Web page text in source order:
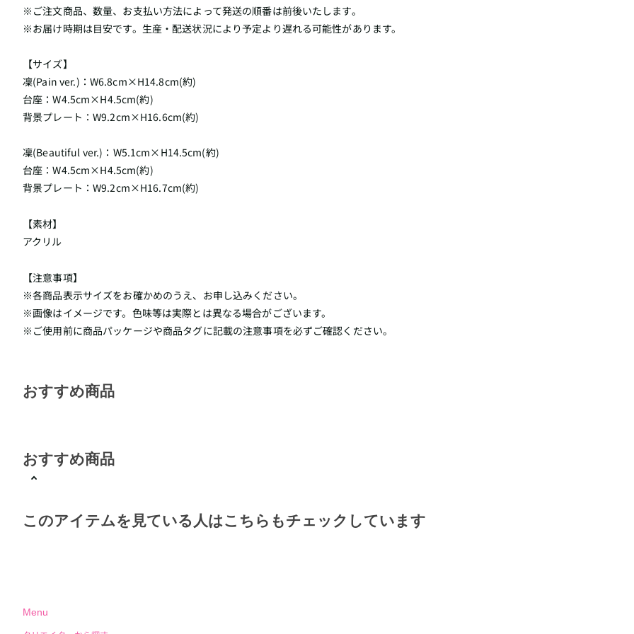
※ご注文商品、数量、お支払い方法によって発送の順番は前後いたします。
※お届け時期は目安です。生産・配送状況により予定より遅れる可能性があります。
【サイズ】
凜(Pain ver.)：W6.8cm×H14.8cm(約)
台座：W4.5cm×H4.5cm(約)
背景プレート：W9.2cm×H16.6cm(約)
凜(Beautiful ver.)：W5.1cm×H14.5cm(約)
台座：W4.5cm×H4.5cm(約)
背景プレート：W9.2cm×H16.7cm(約)
【素材】
アクリル
【注意事項】
※各商品表示サイズをお確かめのうえ、お申し込みください。
※画像はイメージです。色味等は実際とは異なる場合がございます。
※ご使用前に商品パッケージや商品タグに記載の注意事項を必ずご確認ください。
おすすめ商品
おすすめ商品
このアイテムを見ている人はこちらもチェックしています
Menu